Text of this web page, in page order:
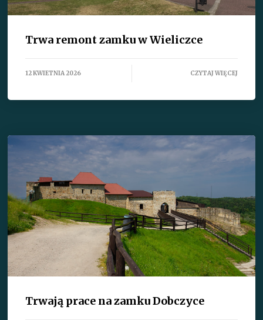
Trwa remont zamku w Wieliczce
12 KWIETNIA 2026 CZYTAJ WIĘCEJ
Trwają prace na zamku Dobczyce